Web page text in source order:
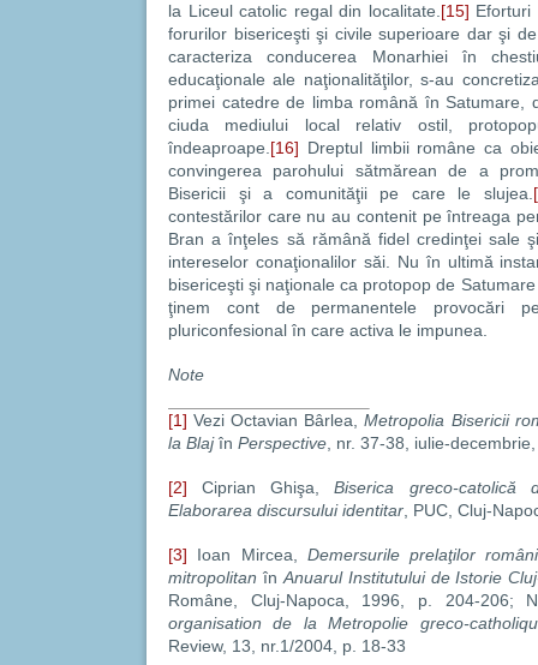
la Liceul catolic regal din localitate. [15] Eforturi
forurilor bisericeşti şi civile superioare dar şi
caracteriza conducerea Monarhiei în
educaţionale ale naţionalităţilor, s-au
primei catedre de limba română în Satumare,
ciuda mediului local relativ ostil,
îndeaproape. [16] Dreptul limbii române ca
convingerea parohului sătmărean de a
Bisericii şi a comunităţii pe care le slujea.
contestărilor care nu au contenit pe întreaga
Bran a înţeles să rămână fidel credinţei sale
intereselor conaţionalilor săi. Nu în ultimă
bisericeşti şi naţionale ca protopop de
ţinem cont de permanentele provocări
pluriconfesional în care activa le impunea.
Note
[1] Vezi Octavian Bârlea,Metropolia Bisericii
la Blajîn Perspective , nr. 37-38, iulie-
[2] Ciprian Ghişa,
Biserica greco-catolică
Elaborarea discursului identitar , PUC, Cluj-
[3] Ioan Mircea, Demersurile prelaţilor
mitropolitan în Anuarul Institutului de Istorie
Române, Cluj-Napoca, 1996, p. 204-206;
organisation de la Metropolie greco-
Review, 13, nr.1/2004, p. 18-33